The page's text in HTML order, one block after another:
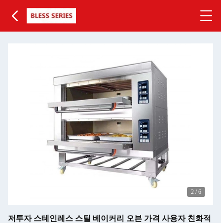
2 / 6
저투자 스테인레스 스틸 베이커리 오븐 가격 사용자 친화적